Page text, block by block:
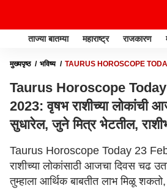
ताज्या बातम्या महाराष्ट्र राजकारण
मुख्यपृष्ठ भविष्य
TAURUS HOROSCOPE
Taurus Horoscope
2023: वृषभ राशीच्या लोकांची
सुधारेल, जुने मित्र भेटतील,
Taurus Horoscope Today 23
राशीच्या लोकांसाठी आजचा दिवस चढ
तुम्हाला आर्थिक बाबतीत लाभ मिळू शकतो,